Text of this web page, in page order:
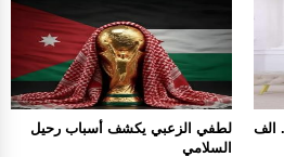
لطفي الزعبي يكشف أسباب رحيل
السلامي
الف